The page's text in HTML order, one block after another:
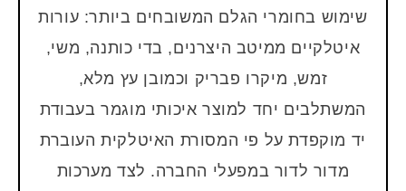
שימוש בחומרי הגלם המשובחים ביותר: עורות
איטלקיים ממיטב היצרנים, בדי כותנה, משי,
זמש, מיקרו פבריק וכמובן עץ מלא,
המשתלבים יחד למוצר איכותי מוגמר בעבודת
יד מוקפדת על פי המסורת האיטלקית העוברת
מדור לדור במפעלי החברה. לצד מערכות